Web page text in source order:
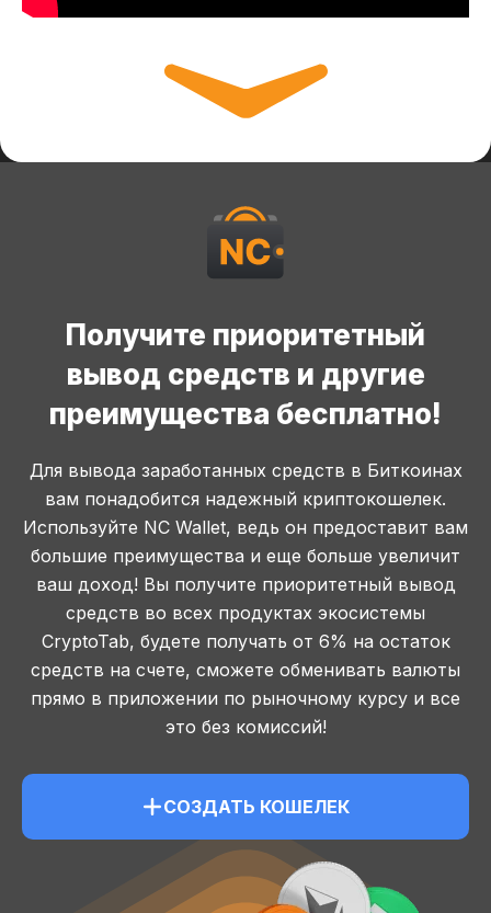
Получите приоритетный
вывод средств и другие
преимущества бесплатно!
Для вывода заработанных средств в Биткоинах
вам понадобится надежный криптокошелек.
Используйте NC Wallet, ведь он предоставит вам
большие преимущества и еще больше увеличит
ваш доход! Вы получите приоритетный вывод
средств во всех продуктах экосистемы
CryptoTab, будете получать от 6% на остаток
средств на счете, сможете обменивать валюты
прямо в приложении по рыночному курсу и все
это без комиссий!
СОЗДАТЬ КОШЕЛЕК